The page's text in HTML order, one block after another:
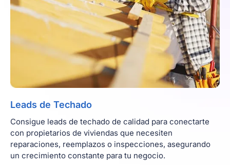
Leads de Techado
Consigue leads de techado de calidad para conectarte
con propietarios de viviendas que necesiten
reparaciones, reemplazos o inspecciones, asegurando
un crecimiento constante para tu negocio.